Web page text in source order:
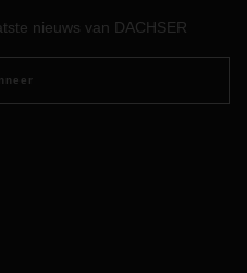
nieuws van DACHSER